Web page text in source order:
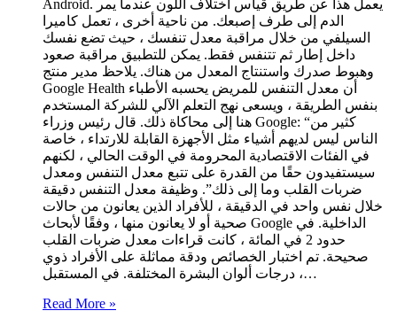
Android. يعمل هذا عن طريق قياس اختلاف اللون عندما يمر
الدم إلى طرف إصبعك. من ناحية أخرى ، تعمل كاميرا
السيلفي من خلال مراقبة معدل تنفسك ، حيث تضع نفسك
داخل إطار ثم تتنفس فقط. يمكن للتطبيق مراقبة صعود
وهبوط صدرك واستنتاج المعدل من هناك. يلاحظ مدير منتج
Google Health أن معدل التنفس للمريض يحسبه الأطباء
بنفس الطريقة ، ويسعى نهج التعلم الآلي للشركة المستخدم
هنا إلى محاكاة ذلك. قال رئيس وزراء Google: “كثير من
الناس ليس لديهم أشياء مثل الأجهزة القابلة للارتداء ، خاصة
في الفئات الاقتصادية المحرومة في الوقت الحالي ، لكنهم
سيستفيدون حقًا من القدرة على تتبع معدل التنفس ومعدل
ضربات القلب وما إلى ذلك”. وظيفة معدل التنفس دقيقة
خلال نفس واحد في الدقيقة ، للأفراد الذين يعانون من حالات
صحية أو لا يعانون منها ، وفقًا لأبحاث Google الداخلية. في
حدود 2 في المائة ، كانت قراءات معدل ضربات القلب
صحيحة. تم اختبار الخصائص ودقة مماثلة على الأفراد ذوي
درجات ألوان البشرة المختلفة. في المستقبل ،…
Read More »